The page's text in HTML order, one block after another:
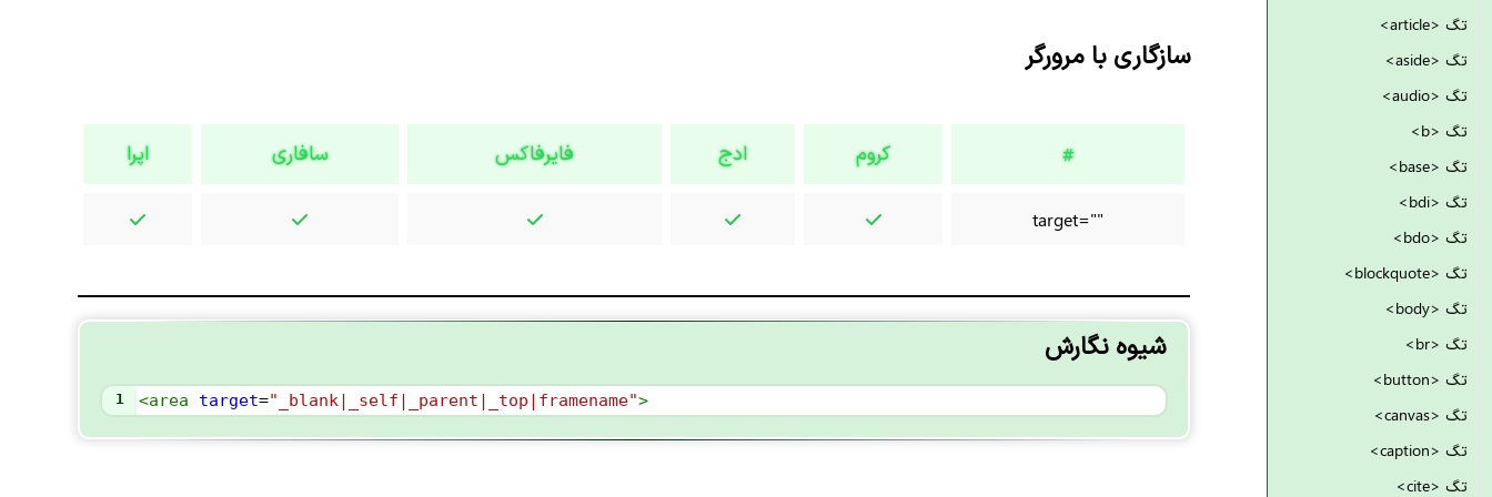
سازگاری با مرورگر
# کروم ادج فایرفاکس سافاری اپرا
target=""
شیوه نگارش
1 <area target="_blank|_self|_parent|_top|framename">
تگ <article>
تگ <aside>
تگ <audio>
تگ <b>
تگ <base>
تگ <bdi>
تگ <bdo>
تگ <blockquote>
تگ <body>
تگ <br>
تگ <button>
تگ <canvas>
تگ <caption>
تگ <cite>